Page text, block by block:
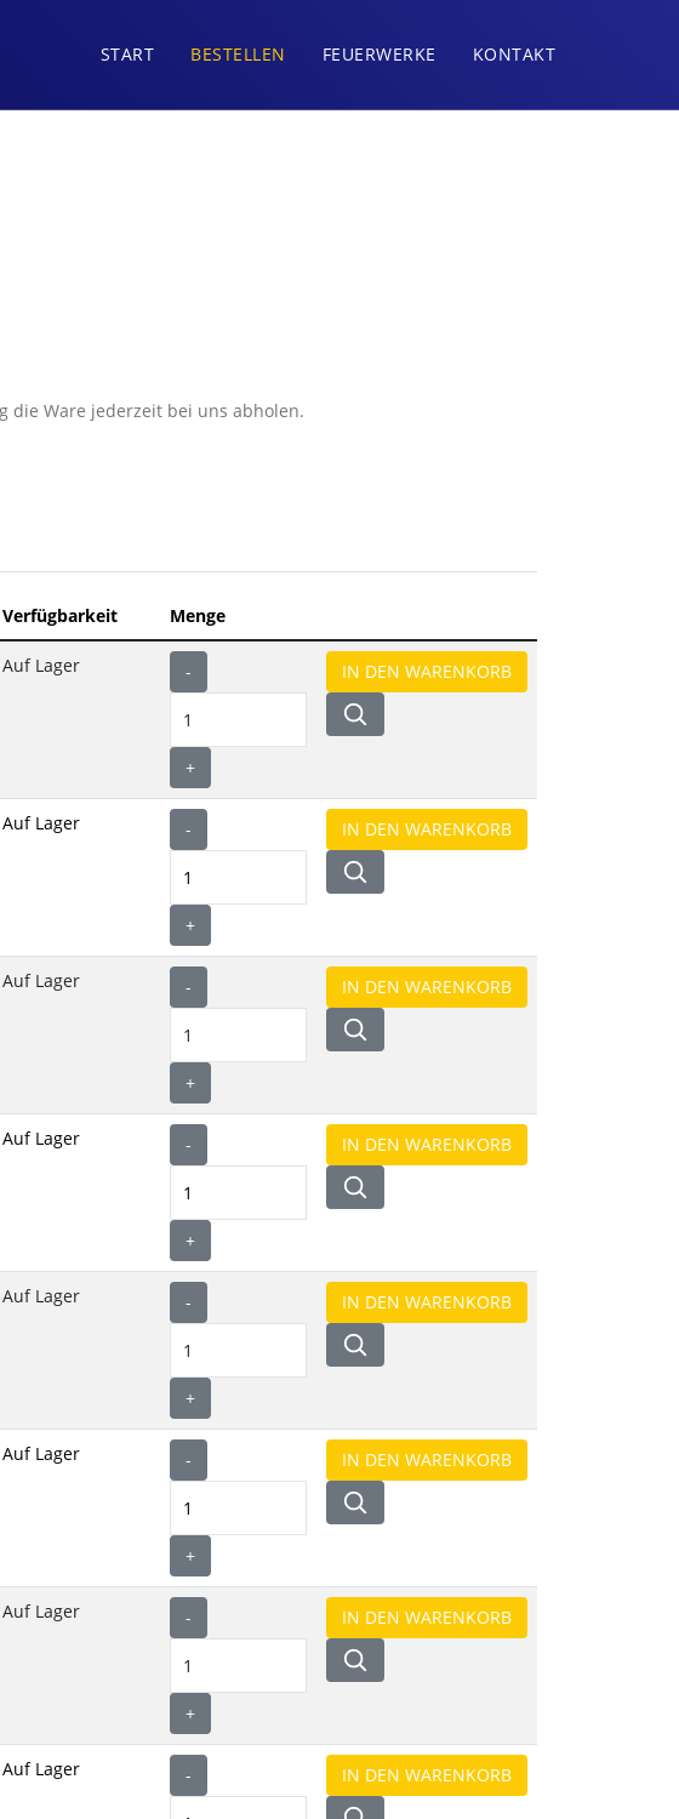
START BESTELLEN FEUERWERKE KONTAKT
die Ware jederzeit bei uns abholen.
Verfügbarkeit Menge
Auf Lager -
+
Auf Lager -
+
Auf Lager -
+
Auf Lager -
+
Auf Lager -
+
Auf Lager -
+
Auf Lager -
+
Auf Lager -